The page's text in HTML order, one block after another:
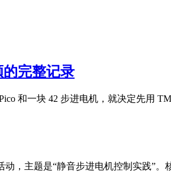
的完整记录
和一块 42 步进电机，就决定先用
动，主题是“静音步进电机控制实践”